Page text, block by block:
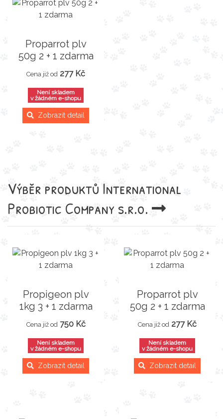
Proparrot plv
50g 2 + 1 zdarma
Cena již od 277 Kč
Není skladem
v žádném e-shopu
Zobrazit detail
Výběr produktů International
Probiotic Company s.r.o.
Propigeon plv
1kg 3 + 1 zdarma
Cena již od 750 Kč
Není skladem
v žádném e-shopu
Zobrazit detail
Proparrot plv
50g 2 + 1 zdarma
Cena již od 277 Kč
Není skladem
v žádném e-shopu
Zobrazit detail